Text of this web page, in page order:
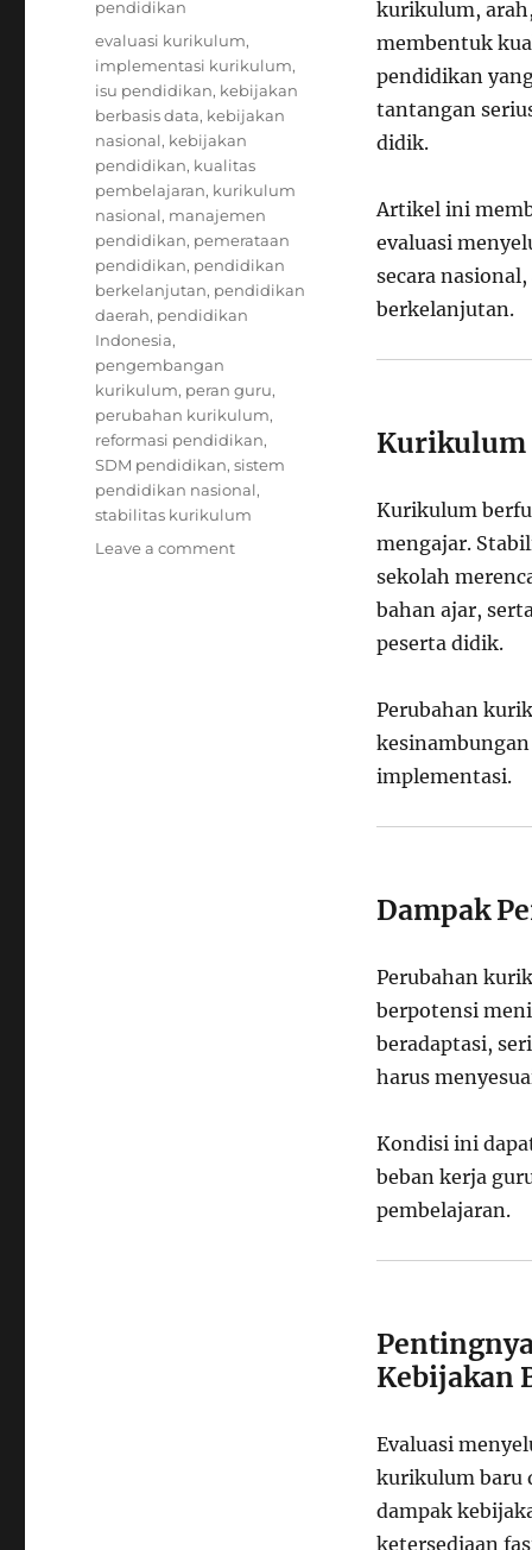
kurikulum,
membentuk
pendidikan
tantangan
didik.
Artikel ini
evaluasi
secara
berkelanjutan.
Kurikulum
Kurikulum
mengajar.
sekolah
bahan ajar,
peserta didik.
Perubahan
implementasi.
Dampak
Perubahan
berpotensi
beradaptasi,
harus
Kondisi ini
beban kerja
pembelajaran.
Kebijakan
Evaluasi
kurikulum baru
dampak
ketersediaan
Categories
pendidikan
Tags
evaluasi kurikulum,
implementasi kurikulum,
isu pendidikan, kebijakan
berbasis data, kebijakan
nasional, kebijakan
pendidikan, kualitas
pembelajaran, kurikulum
nasional, manajemen
pendidikan, pemerataan
pendidikan, pendidikan
berkelanjutan, pendidikan
daerah, pendidikan
Indonesia,
pengembangan
kurikulum, peran guru,
perubahan kurikulum,
reformasi pendidikan,
SDM pendidikan,sistem
pendidikan nasional,
stabilitas kurikulum
Leave a commenton